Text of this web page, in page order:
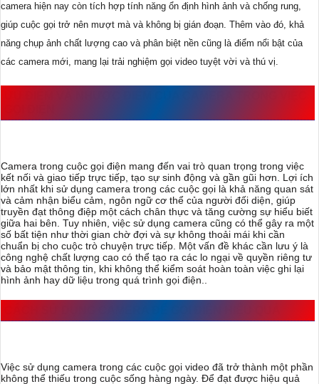
camera hiện nay còn tích hợp tính năng ổn định hình ảnh và chống rung,
giúp cuộc gọi trở nên mượt mà và không bị gián đoạn. Thêm vào đó, khả
năng chụp ảnh chất lượng cao và phân biệt nền cũng là điểm nổi bật của
các camera mới, mang lại trải nghiệm gọi video tuyệt vời và thú vị.
Camera trong cuộc gọi điện mang đến vai trò quan trọng trong việc
kết nối và giao tiếp trực tiếp, tạo sự sinh động và gần gũi hơn. Lợi ích
lớn nhất khi sử dụng camera trong các cuộc gọi là khả năng quan sát
và cảm nhận biểu cảm, ngôn ngữ cơ thể của người đối diện, giúp
truyền đạt thông điệp một cách chân thực và tăng cường sự hiểu biết
giữa hai bên. Tuy nhiên, việc sử dụng camera cũng có thể gây ra một
số bất tiện như thời gian chờ đợi và sự không thoải mái khi cần
chuẩn bị cho cuộc trò chuyện trực tiếp. Một vấn đề khác cần lưu ý là
công nghệ chất lượng cao có thể tạo ra các lo ngại về quyền riêng tư
và bảo mật thông tin, khi không thể kiểm soát hoàn toàn việc ghi lại
hình ảnh hay dữ liệu trong quá trình gọi điện..
Việc sử dụng camera trong các cuộc gọi video đã trở thành một phần
không thể thiếu trong cuộc sống hàng ngày. Để đạt được hiệu quả